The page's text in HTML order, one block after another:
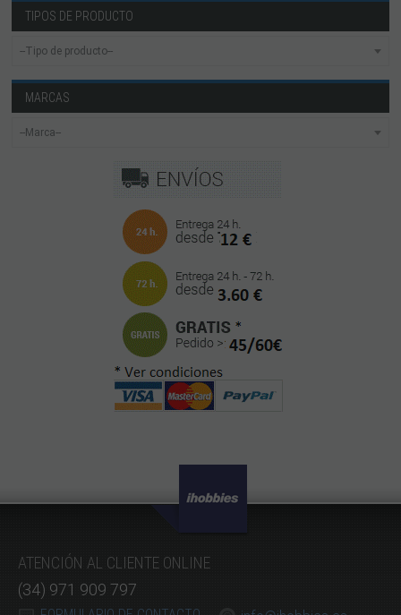
TIPOS DE PRODUCTO
MARCAS
ATENCIÓN AL CLIENTE ONLINE
(34) 971 909 797